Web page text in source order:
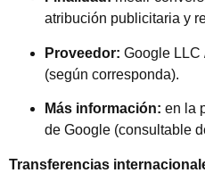
atribución publicitaria y
Proveedor: Google LLC
(según corresponda).
Más información: en la
de Google (consultable
Transferencias